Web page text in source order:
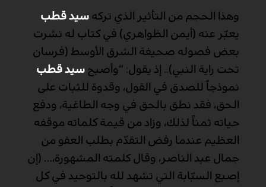
وهذا الحجم من التأثير الذي تركه سيد قطب
يعبّر عنه (أيمن الظواهري) في كتاب له نشرت
بعض فصوله صحيفة الشرق الأوسط (فرسان
تحت راية النبي).. إذ يقول: “وأصبح سيد قطب
نموذجاً للصدق في القول، وقدوة للثبات على
الحق، فقد نطق بالحق في وجه الطاغية، ودفع
حياته ثمناً لذلك، وزاد من قيمة كلماته موقفه
العظيم عندما رفض التقدّم بطلب العفو من
جمال عبد الناصر، وقال كلمته المشهورة،… (إن
إصبع السبّابة التي تشهد لله بالتوحيد في كل